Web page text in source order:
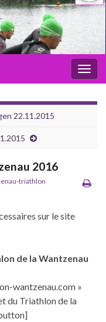
22.11.2015
2016
triathlon
sur le site
de la Wantzenau
wantzenau.com »
du Triathlon de la